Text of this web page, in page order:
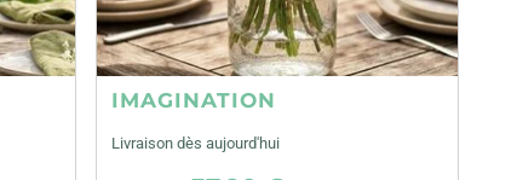
IMAGINATION
Livraison dès aujourd'hui